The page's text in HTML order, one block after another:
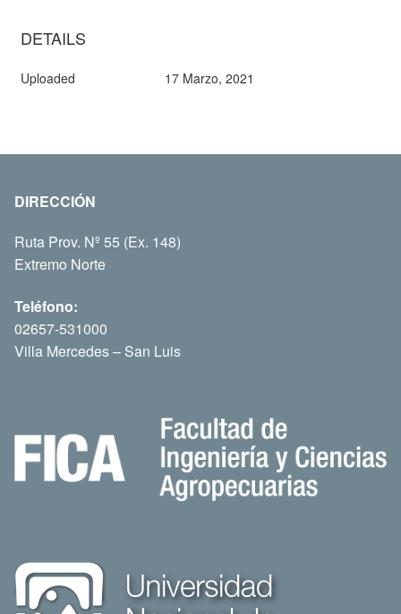
DETAILS
Uploaded 17 Marzo, 2021
DIRECCIÓN
Ruta Prov. Nº 55 (Ex. 148)
Extremo Norte
Teléfono:
02657-531000
Villa Mercedes – San Luis